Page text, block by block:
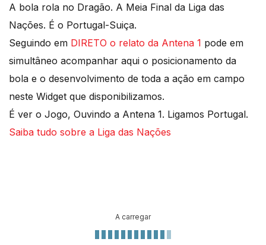
A bola rola no Dragão. A Meia Final da Liga das
Nações. É o Portugal-Suiça.
Seguindo em DIRETO o relato da Antena 1 pode em
simultâneo acompanhar aqui o posicionamento da
bola e o desenvolvimento de toda a ação em campo
neste Widget que disponibilizamos.
É ver o Jogo, Ouvindo a Antena 1. Ligamos Portugal.
Saiba tudo sobre a Liga das Nações
A carregar